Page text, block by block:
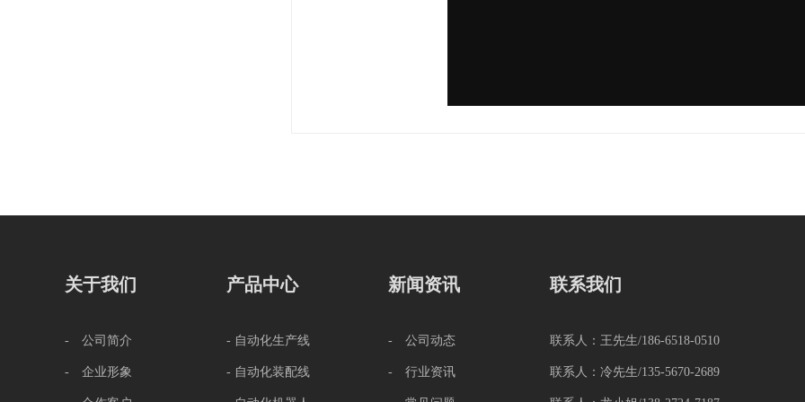
关于我们
- 公司简介
- 企业形象
产品中心
- 自动化生产线
- 自动化装配线
新闻资讯
- 公司动态
- 行业资讯
联系我们
联系人：王先生/186-6518-0510
联系人：冷先生/135-5670-2689